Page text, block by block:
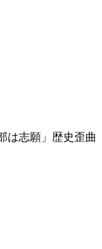
は志願」歴史歪曲